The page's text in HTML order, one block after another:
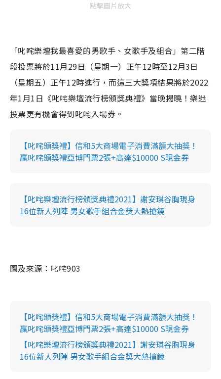
點擊圖片放大
「叱咤樂壇我最喜愛的男歌手、女歌手及組合」第二階
段投票將於11月29日（星期一）正午12時至12月3日
（星期五）正午12時進行，而這三大獎項結果將於2022
年1月1日《叱咤樂壇流行榜頒獎典禮》當晚揭曉！樂迷
投票更有機會得到叱咤入場券。
【叱咤頒獎禮】信和5大商場電子消費滿額大抽獎！
贏叱咤頒獎禮亞博門票2張+高達$10000 S現金券
【叱咤樂壇流行榜頒獎典禮2021】謝安琪谷胸現身
16位新人列陣 男女歌手組合金獎大熱搶鏡
圖及來源：叱咤903
【叱咤頒獎禮】信和5大商場電子消費滿額大抽獎！
贏叱咤頒獎禮亞博門票2張+高達$10000 S現金券
【叱咤樂壇流行榜頒獎典禮2021】謝安琪谷胸現身
16位新人列陣 男女歌手組合金獎大熱搶鏡